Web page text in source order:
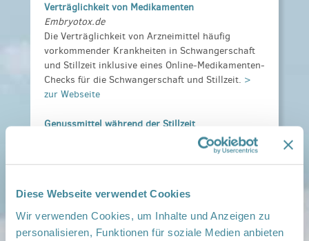
Diese Webseite verwendet Cookies
Wir verwenden Cookies, um Inhalte und Anzeigen zu
personalisieren, Funktionen für soziale Medien anbieten
Verträglichkeit von Medikamenten
Embryotox.de
Die Verträglichkeit von Arzneimittel häufig
vorkommender Krankheiten in Schwangerschaft
und Stillzeit inklusive eines Online-Medikamenten-
Checks für die Schwangerschaft und Stillzeit. >
zur Webseite
Genussmittel während der Stillzeit
Hier erfährst du, wie sich Alkohol, Rauchen und
Medikamente während der Stillzeit auf die
Webseite